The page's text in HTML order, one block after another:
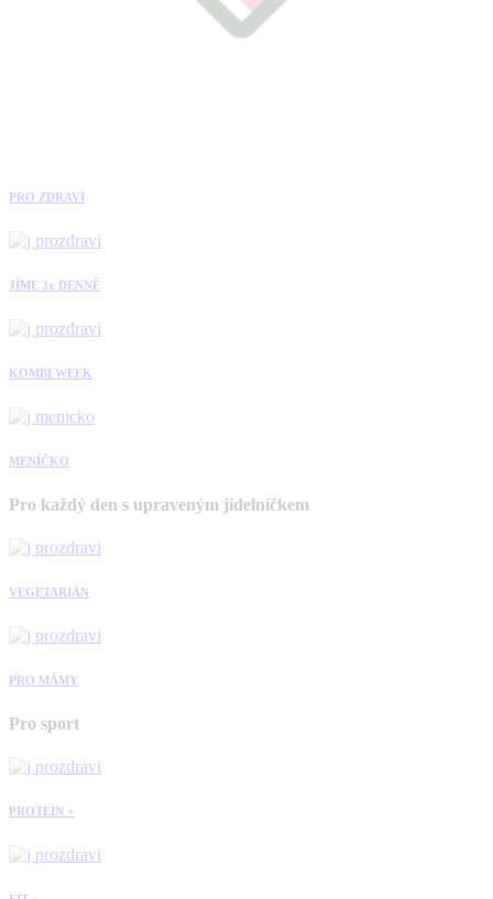
PRO ZDRAVÍ
JÍME 3x DENNĚ
KOMBI WEEK
MENÍČKO
Pro každý den s upraveným jídelníčkem
VEGETARIÁN
PRO MÁMY
Pro sport
PROTEIN +